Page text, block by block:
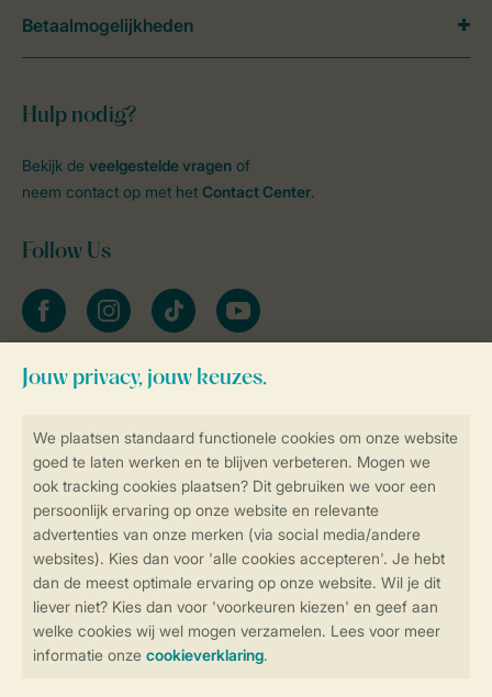
Controle over jouw gegevens &
Veilig en snel online boeken
Veilige gegevensoverdracht
Veilige betaling
Hulp nodig?
Bekijk de veelgestelde vragen of
neem contact op met het Contact Center.
Follow Us
facebookinstagramtiktok youtube
Blijf op de hoogte
Betaalmogelijkheden